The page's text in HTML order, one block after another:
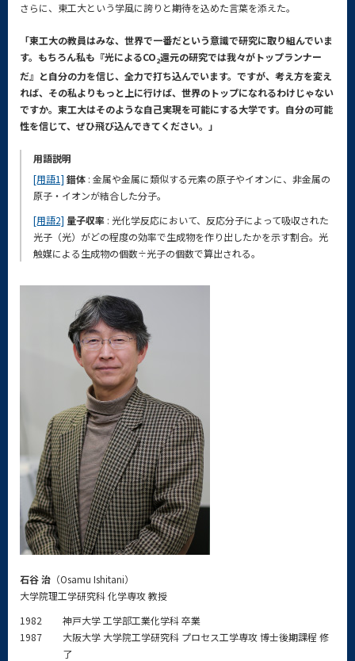
さらに、東工大という学風に誇りと期待を込めた言葉を添えた。
「東工大の教員はみな、世界で一番だという意識で研究に取り組んでいま
す。もちろん私も『光によるCO2還元の研究では我々がトップランナー
だ』と自分の力を信じ、全力で打ち込んでいます。ですが、考え方を変え
れば、その私よりもっと上に行けば、世界のトップになれるわけじゃない
ですか。東工大はそのような自己実現を可能にする大学です。自分の可能
性を信じて、ぜひ飛び込んできてください。」
用語説明
[用語1] 錯体 : 金属や金属に類似する元素の原子やイオンに、非金属の
原子・イオンが結合した分子。
[用語2] 量子収率 : 光化学反応において、反応分子によって吸収された
光子（光）がどの程度の効率で生成物を作り出したかを示す割合。光
触媒による生成物の個数÷光子の個数で算出される。
石谷 治 （Osamu Ishitani）
大学院理工学研究科 化学専攻 教授
1982
神戸大学 工学部工業化学科 卒業
1987
大阪大学 大学院工学研究科 プロセス工学専攻 博士後期課程 修
了